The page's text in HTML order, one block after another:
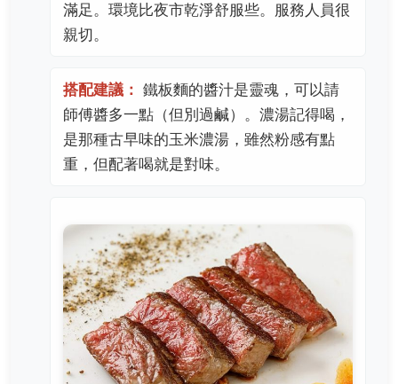
滿足。環境比夜市乾淨舒服些。服務人員很
親切。
搭配建議： 鐵板麵的醬汁是靈魂，可以請
師傅醬多一點（但別過鹹）。濃湯記得喝，
是那種古早味的玉米濃湯，雖然粉感有點
重，但配著喝就是對味。